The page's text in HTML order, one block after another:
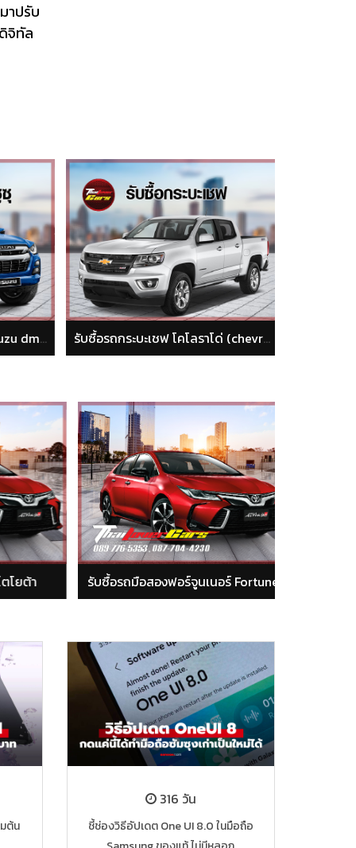
าปรับ
จิทัล
รับซื้อรถกระบะเชฟ โคโลราโด่ (chevrolet colorado)
องฟอร์จูนเนอร์ Fortuner รับซื้อรถมือสองกระบะวีโก้ โตโยต้า
ต้น
316 วัน
ชี้ช่องวิธีอัปเดต One UI 8.0 ในมือถือ